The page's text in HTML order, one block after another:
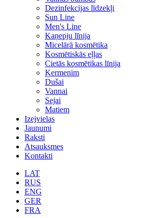
Dezinfekcijas līdzekļi
Sun Line
Men's Line
Kaņepju līnija
Micelārā kosmētika
Kosmētiskās eļļas
Cietās kosmētikas līnija
Ķermenim
Dušai
Vannai
Sejai
Matiem
Izejvielas
Jaunumi
Raksti
Atsauksmes
Kontakti
LAT
RUS
ENG
GER
FRA